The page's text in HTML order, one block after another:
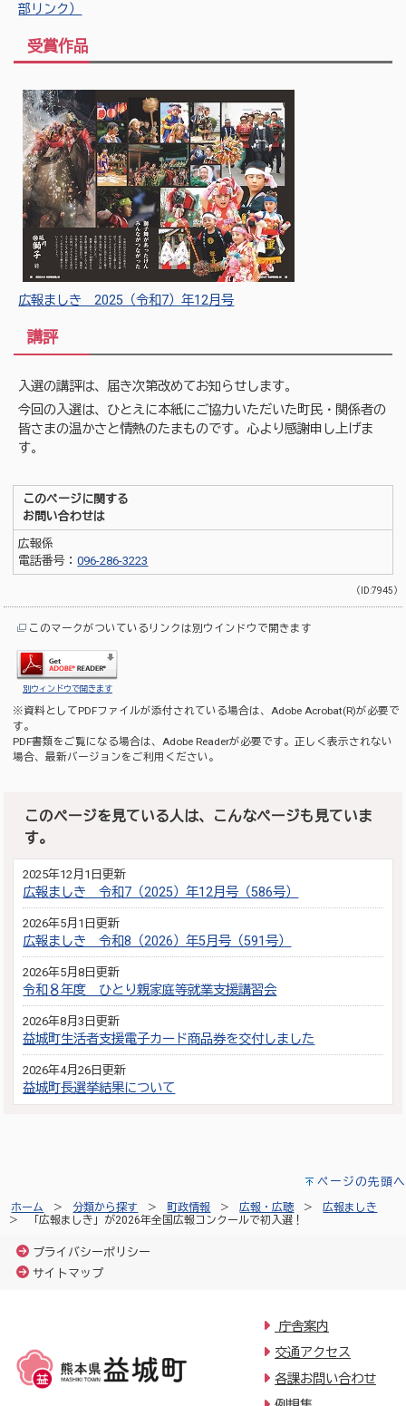
部リンク）
受賞作品
広報ましき 2025（令和7）年12月号
講評
入選の講評は、届き次第改めてお知らせします。
今回の入選は、ひとえに本紙にご協力いただいた町民・関係者の
皆さまの温かさと情熱のたまものです。心より感謝申し上げま
す。
このページに関する
お問い合わせは
広報係
電話番号：096-286-3223
（ID:7945）
このマークがついているリンクは別ウインドウで開きます
別ウィンドウで開きます
※資料としてPDFファイルが添付されている場合は、 Adobe Acrobat(R)が必要で
す。
PDF書類をご覧になる場合は、 Adobe Readerが必要です。正しく表示されない
場合、最新バージョンをご利用ください。
このページを見ている人は、こんなページも見ていま
す。
2025年12月1日更新
広報ましき 令和7（2025）年12月号（586号）
2026年5月1日更新
広報ましき 令和8（2026）年5月号（591号）
2026年5月8日更新
令和８年度 ひとり親家庭等就業支援講習会
2026年8月3日更新
益城町生活者支援電子カード商品券を交付しました
2026年4月26日更新
益城町長選挙結果について
ページの先頭へ
ホーム 分類から探す 町政情報 広報・広聴
広報ましき
「広報ましき」が2026年全国広報コンクールで初入選！
プライバシーポリシー
サイトマップ
庁舎案内
交通アクセス
各課お問い合わせ